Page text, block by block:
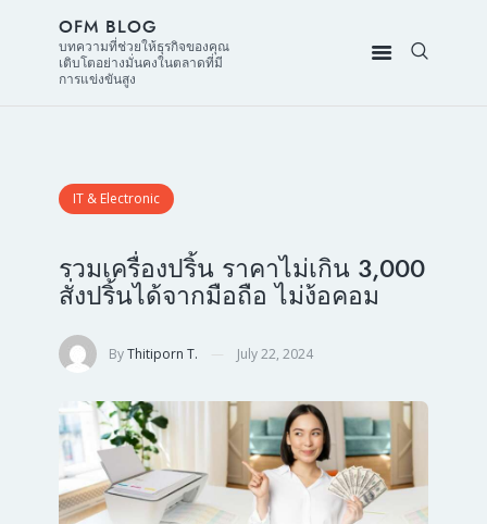
OFM BLOG
บทความที่ช่วยให้ธุรกิจของคุณ
เติบโตอย่างมั่นคงในตลาดที่มี
การแข่งขันสูง
IT & Electronic
รวมเครื่องปริ้น ราคาไม่เกิน 3,000
สั่งปริ้นได้จากมือถือ ไม่ง้อคอม
ByThitiporn T. July 22, 2024